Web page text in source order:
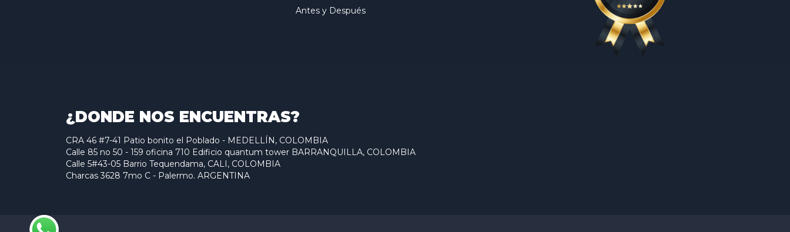
Antes y Después
¿DONDE NOS ENCUENTRAS?
CRA 46 #7-41 Patio bonito el Poblado - MEDELLÍN, COLOMBIA
Calle 85 no 50 - 159 oficina 710 Edificio quantum tower BARRANQUILLA, COLOMBIA
Calle 5#43-05 Barrio Tequendama, CALI, COLOMBIA
Charcas 3628 7mo C - Palermo. ARGENTINA